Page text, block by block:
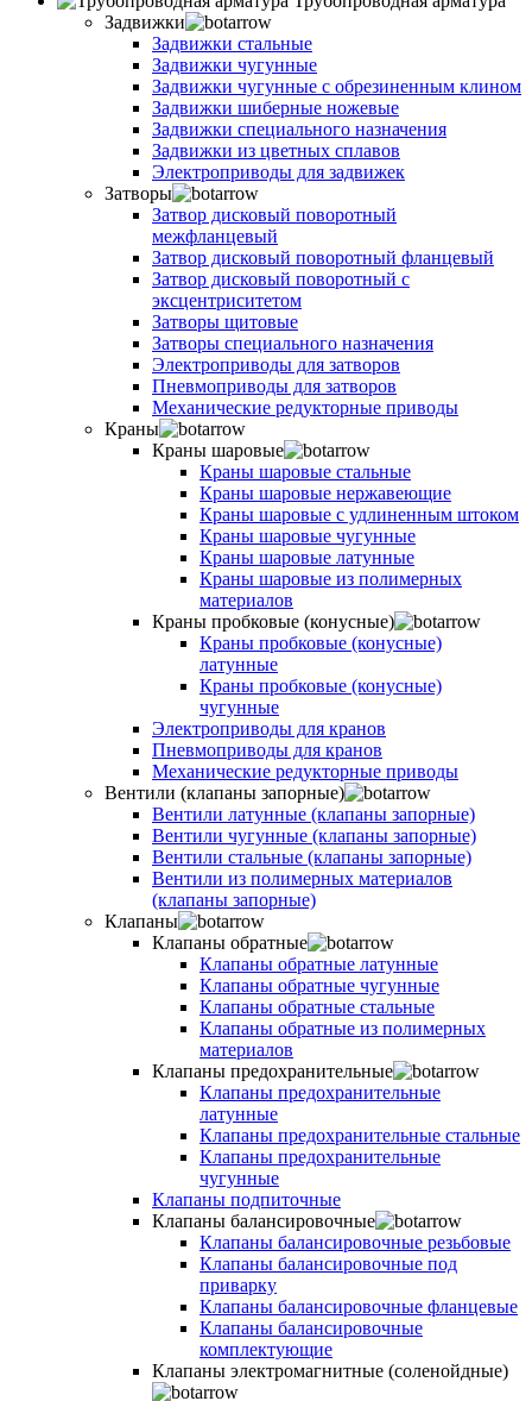
Задвижки
Задвижки стальные
Задвижки чугунные
Задвижки чугунные с обрезиненным клином
Задвижки шиберные ножевые
Задвижки специального назначения
Задвижки из цветных сплавов
Электроприводы для задвижек
Затворы
Затвор дисковый поворотный
межфланцевый
Затвор дисковый поворотный фланцевый
Затвор дисковый поворотный с
эксцентриситетом
Затворы щитовые
Затворы специального назначения
Электроприводы для затворов
Пневмоприводы для затворов
Механические редукторные приводы
Краны
Краны шаровые
Краны шаровые стальные
Краны шаровые нержавеющие
Краны шаровые с удлиненным штоком
Краны шаровые чугунные
Краны шаровые латунные
Краны шаровые из полимерных
материалов
Краны пробковые (конусные)
Краны пробковые (конусные)
латунные
Краны пробковые (конусные)
чугунные
Электроприводы для кранов
Пневмоприводы для кранов
Механические редукторные приводы
Вентили (клапаны запорные)
Вентили латунные (клапаны запорные)
Вентили чугунные (клапаны запорные)
Вентили стальные (клапаны запорные)
Вентили из полимерных материалов
(клапаны запорные)
Клапаны
Клапаны обратные
Клапаны обратные латунные
Клапаны обратные чугунные
Клапаны обратные стальные
Клапаны обратные из полимерных
материалов
Клапаны предохранительные
Клапаны предохранительные
латунные
Клапаны предохранительные стальные
Клапаны предохранительные
чугунные
Клапаны подпиточные
Клапаны балансировочные
Клапаны балансировочные резьбовые
Клапаны балансировочные под
приварку
Клапаны балансировочные фланцевые
Клапаны балансировочные
комплектующие
Клапаны электромагнитные (соленойдные)